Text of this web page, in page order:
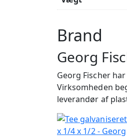
Brand
Georg
Georg Fischer
Virksomheden
leverandør af